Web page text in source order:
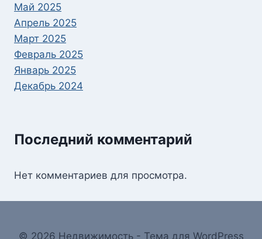
Май 2025
Апрель 2025
Март 2025
Февраль 2025
Январь 2025
Декабрь 2024
Последний комментарий
Нет комментариев для просмотра.
© 2026 Недвижимость - Тема для WordPress